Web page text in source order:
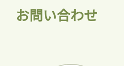
お問い合わせ